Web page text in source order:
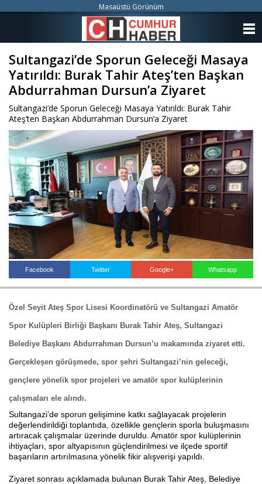
Sultangazi’de Sporun Geleceği Masaya
Yatırıldı: Burak Tahir Ateş’ten Başkan
Abdurrahman Dursun’a Ziyaret
Sultangazi’de Sporun Geleceği Masaya Yatırıldı: Burak Tahir
Ateş’ten Başkan Abdurrahman Dursun’a Ziyaret
Facebook Twitter Google+ Whatsapp
Özel Seyit Ateş Spor Lisesi Koordinatörü ve Sultangazi Amatör
Spor Kulüpleri Birliği Başkanı Burak Tahir Ateş, Sultangazi
Belediye Başkanı Abdurrahman Dursun’u makamında ziyaret etti.
Gerçekleşen görüşmede, spor şehri Sultangazi’nin geleceği,
gençlere yönelik spor projeleri ve amatör spor kulüplerinin
çalışmaları ele alındı.
Sultangazi’de sporun gelişimine katkı sağlayacak projelerin
değerlendirildiği toplantıda, özellikle gençlerin sporla buluşmasını
artıracak çalışmalar üzerinde duruldu. Amatör spor kulüplerinin
ihtiyaçları, spor altyapısının güçlendirilmesi ve ilçede sportif
başarıların artırılmasına yönelik fikir alışverişi yapıldı.
Ziyaret sonrası açıklamada bulunan Burak Tahir Ateş, Belediye
Masaüstü Görünüm
KATEGORİLER
ANKETLER
FOTO GALERİ
VİDEO GALERİ
KÜNYE
Haberin Doğru Adresi.